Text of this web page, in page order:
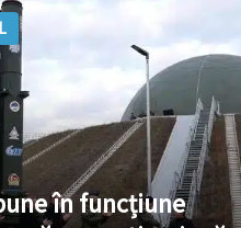
în funcțiune